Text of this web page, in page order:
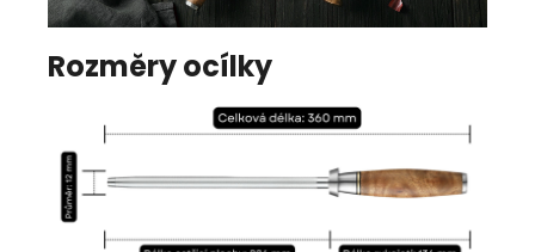
Rozměry ocílky